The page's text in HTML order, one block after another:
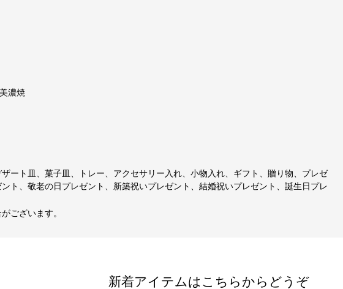
濃焼
ート皿、菓子皿、トレー、アクセサリー入れ、小物入れ、ギフト、贈り物、プレゼ
ト、敬老の日プレゼント、新築祝いプレゼント、結婚祝いプレゼント、誕生日プレ
ございます。
新着アイテムはこちらからどうぞ